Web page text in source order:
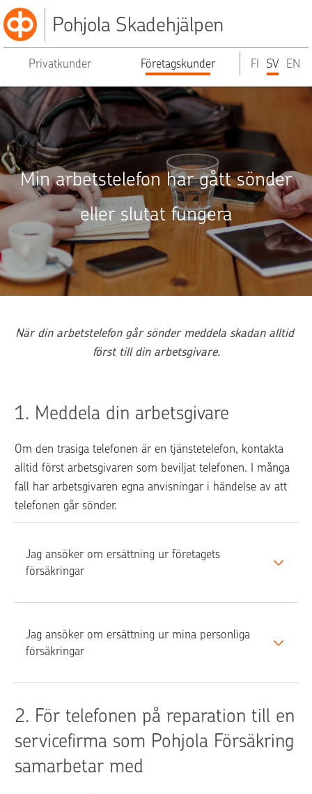
Pohjola Skadehjälpen
Privatkunder Företagskunder FI SV EN
Min arbetstelefon har gått sönder
eller slutat fungera
När din arbetstelefon går sönder meddela skadan alltid
först till din arbetsgivare.
1. Meddela din arbetsgivare
Om den trasiga telefonen är en tjänstetelefon, kontakta
alltid först arbetsgivaren som beviljat telefonen. I många
fall har arbetsgivaren egna anvisningar i händelse av att
telefonen går sönder.
Jag ansöker om ersättning ur företagets
Jag ansöker om ersättning ur mina personliga
2. För telefonen på reparation till en
servicefirma som Pohjola Försäkring
samarbetar med